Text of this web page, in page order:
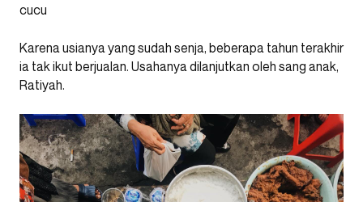
cucu
Karena usianya yang sudah senja, beberapa tahun terakhir
ia tak ikut berjualan. Usahanya dilanjutkan oleh sang anak,
Ratiyah.